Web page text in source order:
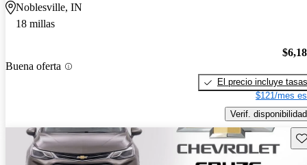
Noblesville, IN
18 millas
Buena oferta
El precio incluye tasas
$121/mes
Verif. disponibilidad